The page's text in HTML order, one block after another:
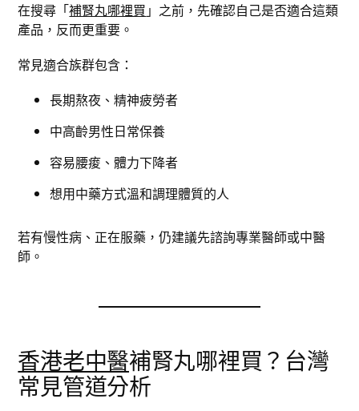
在搜尋「補腎丸哪裡買 」之前，先確認自己是否適合這類
產品，反而更重要。
常見適合族群包含：
長期熬夜、精神疲勞者
中高齡男性日常保養
容易腰痠、體力下降者
想用中藥方式溫和調理體質的人
若有慢性病、正在服藥，仍建議先諮詢專業醫師或中醫
師。
香港老中醫補腎丸哪裡買？台灣
常見管道分析